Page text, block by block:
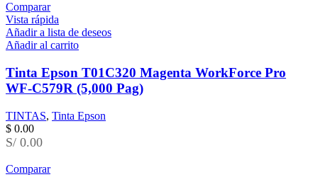
Comparar
Vista rápida
Añadir a lista de deseos
Añadir al carrito
Tinta Epson T01C320 Magenta WorkForce Pro
WF-C579R (5,000 Pag)
TINTAS, Tinta Epson
$ 0.00
S/ 0.00
Comparar